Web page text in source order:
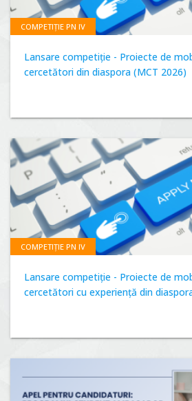
COMPETIȚIE PN IV
Lansare competiție - Proiecte de
cercetători din diaspora (MCT 2026)
COMPETIȚIE PN IV
Lansare competiție - Proiecte de
cercetători cu experiență din